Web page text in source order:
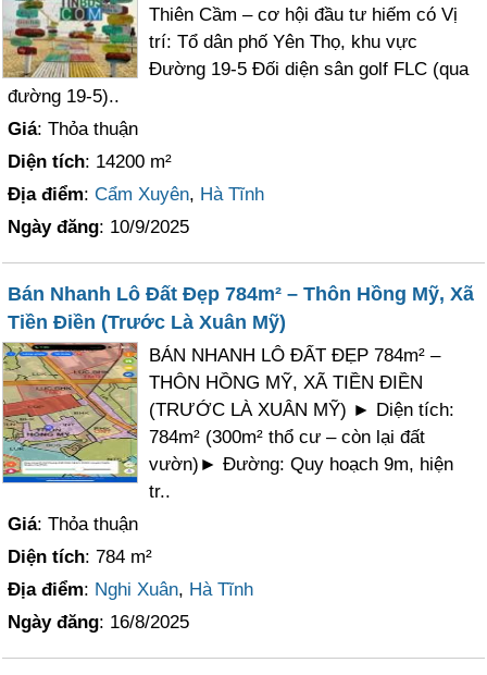
Thiên Cầm – cơ hội đầu tư hiếm có Vị
trí: Tổ dân phố Yên Thọ, khu vực
Đường 19-5 Đối diện sân golf FLC (qua
đường 19-5)..
Giá: Thỏa thuận
Diện tích: 14200 m²
Địa điểm:Cẩm Xuyên, Hà Tĩnh
Ngày đăng: 10/9/2025
Bán Nhanh Lô Đất Đẹp 784m² – Thôn Hồng Mỹ, Xã
Tiền Điền (Trước Là Xuân Mỹ)
BÁN NHANH LÔ ĐẤT ĐẸP 784m² –
THÔN HỒNG MỸ, XÃ TIỀN ĐIỀN
(TRƯỚC LÀ XUÂN MỸ) ► Diện tích:
784m² (300m² thổ cư – còn lại đất
vườn)► Đường: Quy hoạch 9m, hiện
tr..
Giá: Thỏa thuận
Diện tích: 784 m²
Địa điểm: Nghi Xuân, Hà Tĩnh
Ngày đăng: 16/8/2025